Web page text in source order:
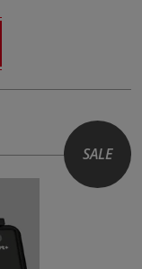
SALE